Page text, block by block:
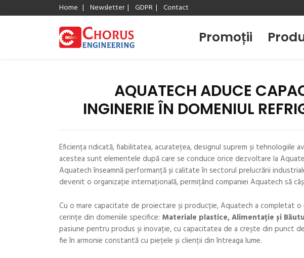
Home | Newsletter| GDPR | Contact
Promoții
AQUATECH ADUCE
INGINERIE ÎN DOMENIUL
Eficiența ridicată, fiabilitatea, acuratețea, designul suprem și tehnologiile
acestea sunt elementele după care se conduce orice dezvoltare la
Aquatech înseamnă performanță și calitate în sectorul prelucrării
devenit o organizație internațională, permițând companiei Aquatech să
Cu o mare capacitate de proiectare și producție, Aquatech a completat
cerințe din domeniile specifice: Materiale plastice, Alimentație și
pasiune pentru produs și inovație, cu capacitatea de a crește din punct
fie în armonie constantă cu piețele și clienții din întreaga lume.